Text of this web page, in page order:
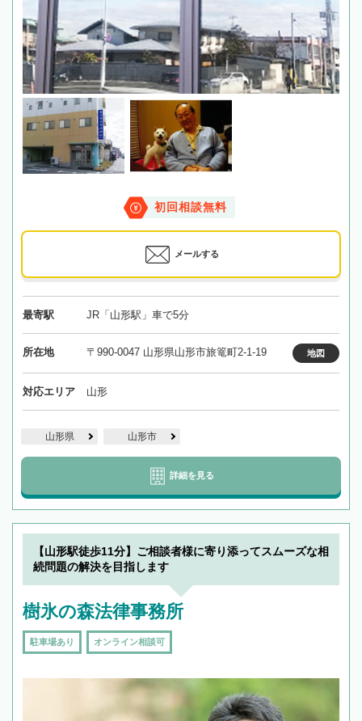
初回相談無料
メールする
最寄駅 JR「山形駅」車で5分
所在地 〒990-0047 山形県山形市旅篭町2-1-19 地図
対応エリア 山形
山形県 山形市
詳細を見る
【山形駅徒歩11分】ご相談者様に寄り添ってスムーズな相
続問題の解決を目指します
樹氷の森法律事務所
駐車場あり オンライン相談可